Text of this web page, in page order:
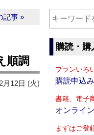
記事 »
順調
月12日 (火)
購読・購
プランいろ
購読申込
書籍、電子
オンライ
まずはご登